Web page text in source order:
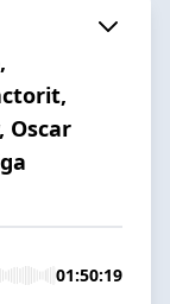
Oscar
01:50:19